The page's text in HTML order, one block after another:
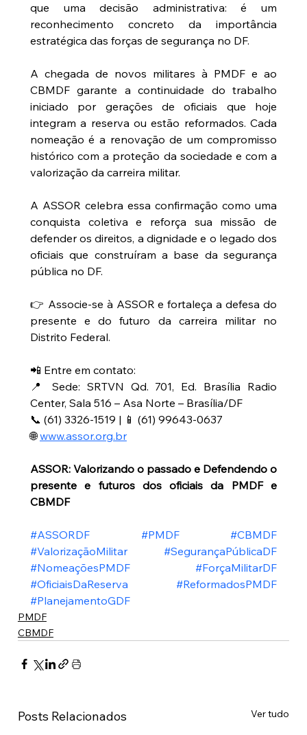
que uma decisão administrativa: é um
reconhecimento concreto da importância
estratégica das forças de segurança no DF.
A chegada de novos militares à PMDF e ao
CBMDF garante a continuidade do trabalho
iniciado por gerações de oficiais que hoje
integram a reserva ou estão reformados. Cada
nomeação é a renovação de um compromisso
histórico com a proteção da sociedade e com a
valorização da carreira militar.
A ASSOR celebra essa confirmação como uma
conquista coletiva e reforça sua missão de
defender os direitos, a dignidade e o legado dos
oficiais que construíram a base da segurança
pública no DF.
👉 Associe-se à ASSOR e fortaleça a defesa do
presente e do futuro da carreira militar no
Distrito Federal.
📲 Entre em contato:
📍 Sede: SRTVN Qd. 701, Ed. Brasília Radio
Center, Sala 516 – Asa Norte – Brasília/DF
📞 (61) 3326-1519 | 📱 (61) 99643-0637
🌐 www.assor.org.br
ASSOR: Valorizando o passado e Defendendo o
presente e futuros dos oficiais da PMDF e
CBMDF
#ASSORDF #PMDF
#CBMDF
#ValorizaçãoMilitar
#SegurançaPúblicaDF
#NomeaçõesPMDF
#ForçaMilitarDF
#OficiaisDaReserva
#ReformadosPMDF
#PlanejamentoGDF
PMDF
CBMDF
Posts Relacionados Ver tudo